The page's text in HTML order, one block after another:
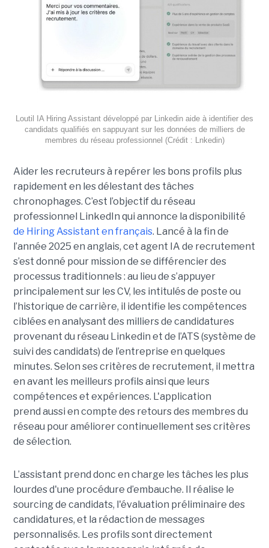
Loutil IA Hiring Assistant développé par Linkedin aide à identifier des
candidats qualifiés en sappuyant sur les données de milliers de
membres du réseau professionnel (Crédit : Lnkedin)
Aider les recruteurs à repérer les bons profils plus
rapidement en les délestant des tâches
chronophages. C’est l’objectif du réseau
professionnel LinkedIn qui annonce la disponibilité
de Hiring Assistant en français. Lancé à la fin de
l’année 2025 en anglais, cet agent IA de recrutement
s’est donné pour mission de se différencier des
processus traditionnels : au lieu de s’appuyer
principalement sur les CV, les intitulés de poste ou
l’historique de carrière, il identifie les compétences
ciblées en analysant des milliers de candidatures
provenant du réseau Linkedin et de l’ATS (système de
suivi des candidats) de l’entreprise en quelques
minutes. Selon ses critères de recrutement, il mettra
en avant les meilleurs profils ainsi que leurs
compétences et expériences. L'application
prend aussi en compte des retours des membres du
réseau pour améliorer continuellement ses critères
de sélection.
L’assistant prend donc en charge les tâches les plus
lourdes d'une procédure d’embauche. Il réalise le
sourcing de candidats, l'évaluation préliminaire des
candidatures, et la rédaction de messages
personnalisés. Les profils sont directement